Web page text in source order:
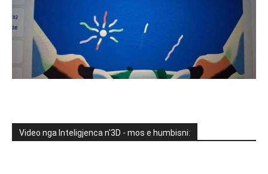
Video nga Inteligjenca n'3D - mos e humbisni: